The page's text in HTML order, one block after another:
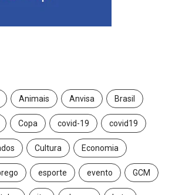
Animais Anvisa Brasil
Copa covid-19 covid19
Cultura Economia
esporte evento GCM